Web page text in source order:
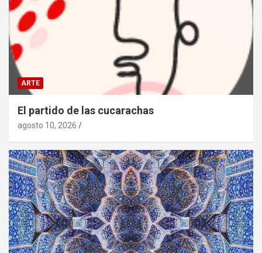
ARTE
El partido de las cucarachas
agosto 10, 2026